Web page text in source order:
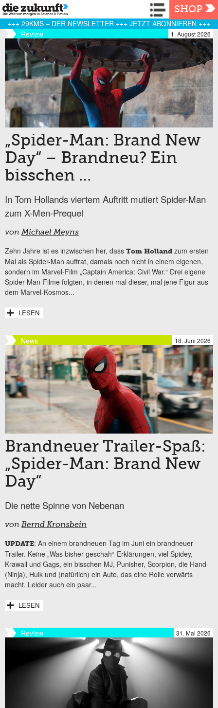
Navigation
SHOP
+++ 29KMS – DER NEWSLETTER +++ JETZT ABONNIEREN +++
Review
1. August 2026
„Spider-Man: Brand New
Day“ – Brandneu? Ein
bisschen …
In Tom Hollands viertem Auftritt mutiert Spider-Man
zum X-Men-Prequel
vonMichael Meyns
Zehn Jahre ist es inzwischen her, dass Tom Holland zum ersten
Mal als Spider-Man auftrat, damals noch nicht in einem eigenen,
sondern im Marvel-Film „Captain America: Civil War.“ Drei eigene
Spider-Man-Filme folgten, in denen mal dieser, mal jene Figur aus
dem Marvel-Kosmos...
LESEN
News 18. Juni 2026
Brandneuer Trailer-Spaß:
„Spider-Man: Brand New
Day“
Die nette Spinne von Nebenan
von Bernd Kronsbein
UPDATE: An einem brandneuen Tag im Juni ein brandneuer
Trailer. Keine „Was bisher geschah“-Erklärungen, viel Spidey,
Krawall und Gags, ein bisschen MJ, Punisher, Scorpion, die Hand
(Ninja), Hulk und (natürlich) ein Auto, das eine Rolle vorwärts
macht. Leider auch ein paar...
LESEN
Review 31. Mai 2026